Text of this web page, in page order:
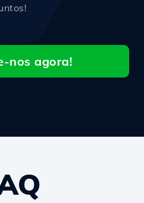
nos agora!